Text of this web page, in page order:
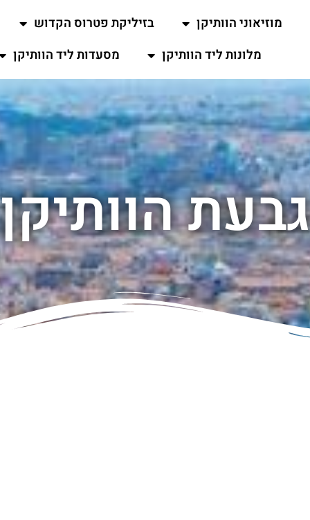
מוזיאוני הוותיקן
בזיליקת פטרוס הקדוש
מלונות ליד הוותיקן
מסעדות ליד הוותיקן
גבעת הוותיקן